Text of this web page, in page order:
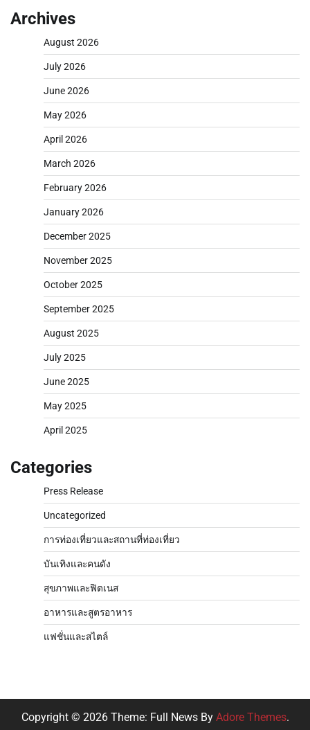
Archives
August 2026
July 2026
June 2026
May 2026
April 2026
March 2026
February 2026
January 2026
December 2025
November 2025
October 2025
September 2025
August 2025
July 2025
June 2025
May 2025
April 2025
Categories
Press Release
Uncategorized
การท่องเที่ยวและสถานที่ท่องเที่ยว
บันเทิงและคนดัง
สุขภาพและฟิตเนส
อาหารและสูตรอาหาร
แฟชั่นและสไตล์
Copyright © 2026 Theme: Full News By Adore Themes.